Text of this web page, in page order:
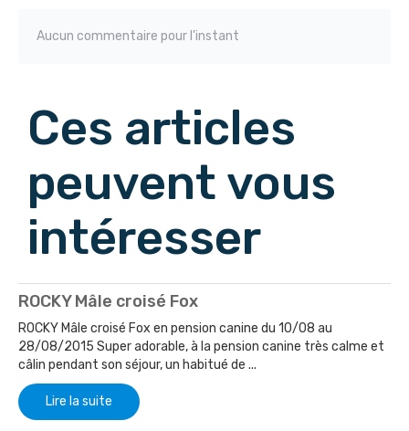
Aucun commentaire pour l'instant
Ces articles
peuvent vous
intéresser
ROCKY Mâle croisé Fox
ROCKY Mâle croisé Fox en pension canine du 10/08 au
28/08/2015 Super adorable, à la pension canine très calme et
câlin pendant son séjour, un habitué de ...
Lire la suite